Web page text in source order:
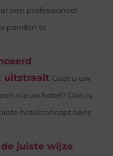
een professioneel
panden te
uitstraalt Gaat u uw
nieuw hotel? Dan is
hotelconcept eens
juiste wijze